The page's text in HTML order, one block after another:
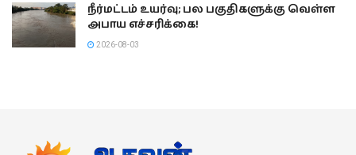
நீர்மட்டம் உயர்வு; பல பகுதிகளுக்கு வெள்ள
அபாய எச்சரிக்கை!
2026-08-03